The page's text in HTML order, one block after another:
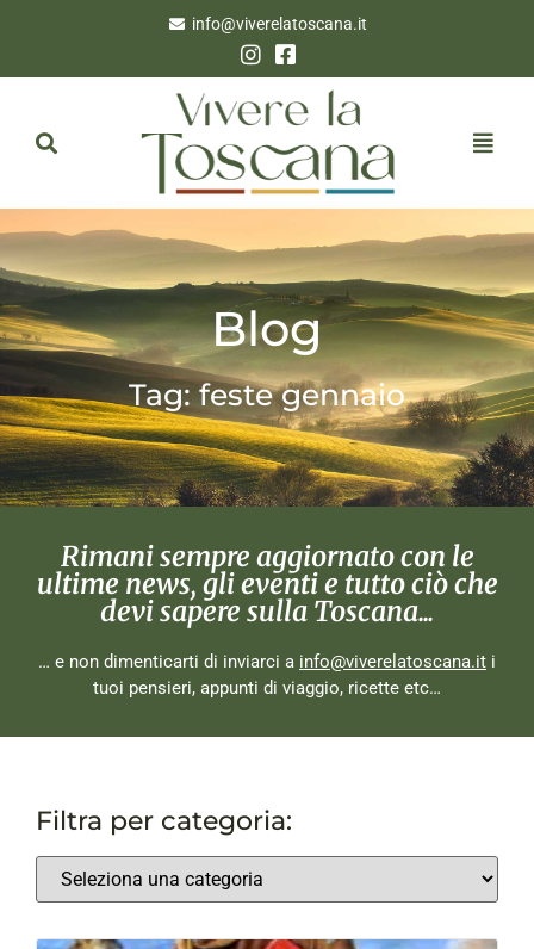
info@viverelatoscana.it
Blog
Tag: feste gennaio
Rimani sempre aggiornato con le
ultime news, gli eventi e tutto ciò che
devi sapere sulla Toscana...
… e non dimenticarti di inviarci a info@viverelatoscana.it i
tuoi pensieri, appunti di viaggio, ricette etc…
Filtra per categoria: